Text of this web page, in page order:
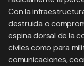
Con la
destruida o
espina dorsal de la
civiles como para
comunicaciones,